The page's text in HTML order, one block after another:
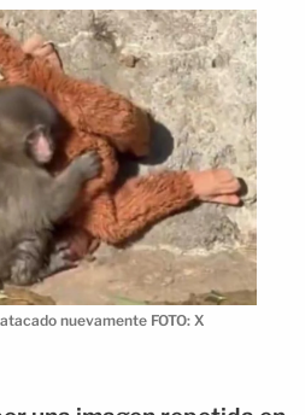
nuevamente FOTO: X